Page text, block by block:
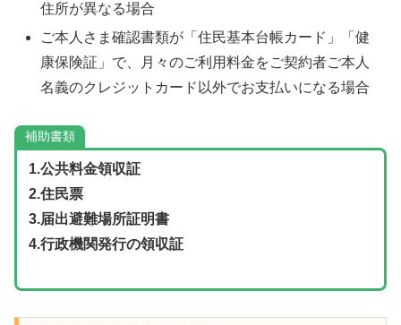
住所が異なる場合
ご本人さま確認書類が「住民基本台帳カード」「健
康保険証」で、月々のご利用料金をご契約者ご本人
名義のクレジットカード以外でお支払いになる場合
補助書類
1.公共料金領収証
2.住民票
3.届出避難場所証明書
4.行政機関発行の領収証